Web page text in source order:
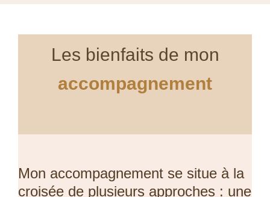
Les bienfaits de mon
accompagnement
Mon accompagnement se situe à la
croisée de plusieurs approches : une